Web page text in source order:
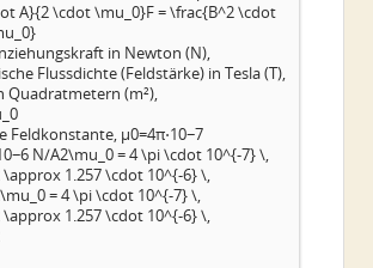
A}{2 \cdot \mu_0}F = \frac{B^2 \cdot
in Newton (N),
Flussdichte (Feldstärke) in Tesla (T),
Quadratmetern (m²),
Feldkonstante, μ0=4π⋅10−7
N/A2\mu_0 = 4 \pi \cdot 10^{-7} \,
1.257 \cdot 10^{-6} \,
= 4 \pi \cdot 10^{-7} \,
1.257 \cdot 10^{-6} \,